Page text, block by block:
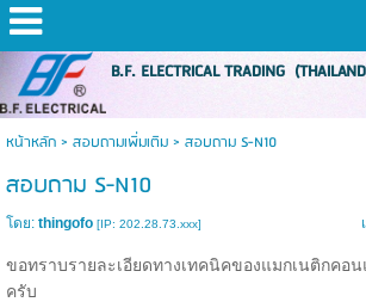
B.F. ELECTRICAL TRADING
หน้าหลัก> สอบถามเพิ่มเติม> สอบถาม S-N10
สอบถาม S-N10
โดย:thingofo [IP: 202.28.73.xxx]
ขอทราบรายละเอียดทางเทคนิคของแมกเนติกคอน
ครับ